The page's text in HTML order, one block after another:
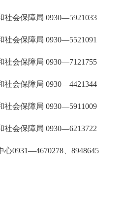
会保障局 0930—5921033
会保障局 0930—5521091
会保障局 0930—7121755
会保障局 0930—4421344
会保障局 0930—5911009
会保障局 0930—6213722
0931—4670278、8948645